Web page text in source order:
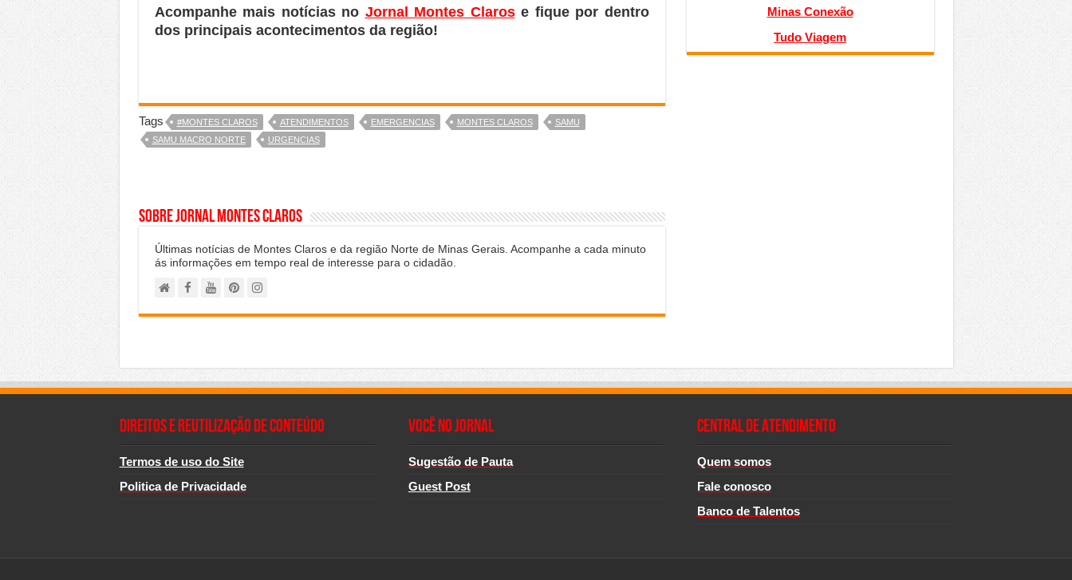
Acompanhe mais notícias no Jornal Montes Clarose fique por dentro
dos principais acontecimentos da região!
Tags #MONTES CLAROS ATENDIMENTOS EMERGENCIAS MONTES CLAROS
SAMU
SAMU MACRO NORTE
URGENCIAS
Sobre Jornal Montes Claros
Últimas notícias de Montes Claros e da região Norte de Minas Gerais. Acompanhe a cada minuto
ás informações em tempo real de interesse para o cidadão.
Minas Conexão
Tudo Viagem
Direitos e Reutilização de Conteúdo
Termos de uso do Site
Politica de Privacidade
Você no Jornal
Sugestão de Pauta
Guest Post
CENTRAL DE ATENDIMENTO
Quem somos
Fale conosco
Banco de Talentos